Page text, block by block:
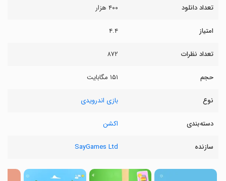
تعداد دانلود ۴۰۰ هزار
امتیاز ۴.۴
تعداد نظرات ۸۷۲
حجم ۱۵۱ مگابایت
نوع بازی اندرویدی
دسته‌بندی اکشن
سازنده SayGames Ltd